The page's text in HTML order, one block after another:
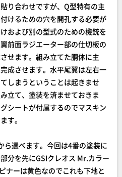
り合わせですが、Q型特有の主
けるための穴を開孔する必要が
および別の型式のための機銃を
前面ラジエーター部の仕切板の
せます。組み立てた胴体に主
成させます。水平尾翼は左右一
しまうということは起きませ
立て、塗装を済ませておきま
シートが付属するのでマスキン
す。
選べます。今回は4番の塗装に
分を先にGSIクレオス Mr.カラー
ナーは黄色なのでこれも下地と